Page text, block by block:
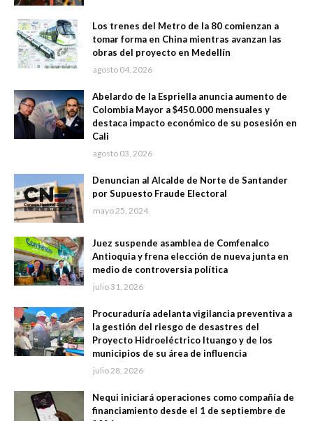
Los trenes del Metro de la 80 comienzan a
tomar forma en China mientras avanzan las
obras del proyecto en Medellín
agosto 04, 2026
Abelardo de la Espriella anuncia aumento de
Colombia Mayor a $450.000 mensuales y
destaca impacto económico de su posesión en
Cali
agosto 03, 2026
Denuncian al Alcalde de Norte de Santander
por Supuesto Fraude Electoral
mayo 25, 2024
Juez suspende asamblea de Comfenalco
Antioquia y frena elección de nueva junta en
medio de controversia política
julio 31, 2026
Procuraduría adelanta vigilancia preventiva a
la gestión del riesgo de desastres del
Proyecto Hidroeléctrico Ituango y de los
municipios de su área de influencia
julio 28, 2026
Nequi iniciará operaciones como compañía de
financiamiento desde el 1 de septiembre de